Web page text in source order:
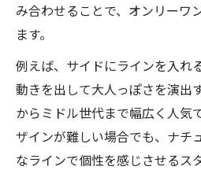
み合わせることで、オンリーワ
ます。
例えば、サイドにラインを入れ
動きを出して大人っぽさを演出
からミドル世代まで幅広く人気
ザインが難しい場合でも、ナチ
なラインで個性を感じさせるス